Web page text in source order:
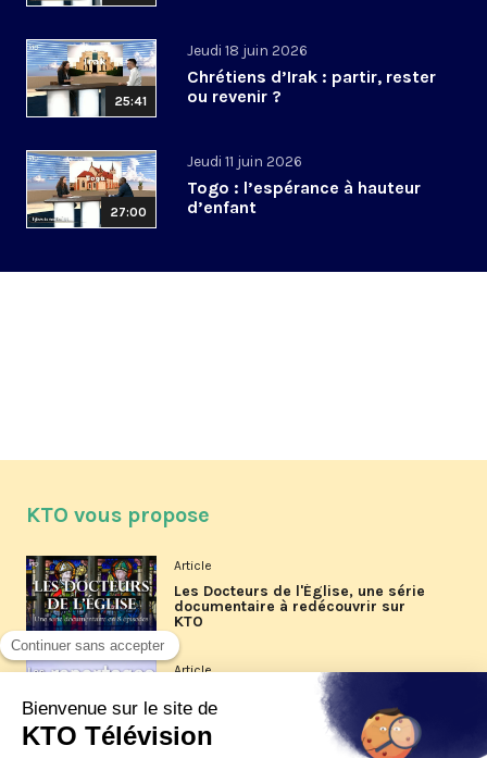
25:41
Jeudi 18 juin 2026
Chrétiens d’Irak : partir, rester
ou revenir ?
27:00
Jeudi 11 juin 2026
Togo : l’espérance à hauteur
d’enfant
KTO vous propose
Article
Les Docteurs de l'Église, une série
documentaire à redécouvrir sur
KTO
Article
Les reportages d'été 2026 de KTO